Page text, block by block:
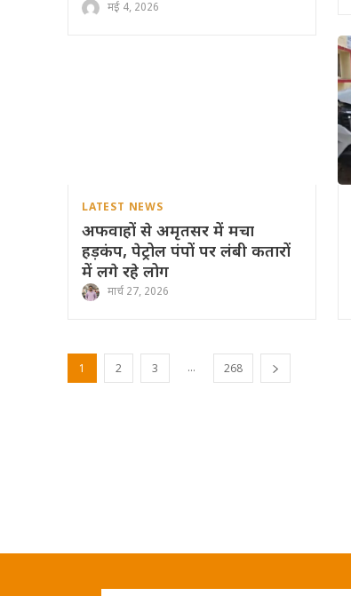
मई 4, 2026
LATEST NEWS
अफवाहों से अमृतसर में मचा
हड़कंप, पेट्रोल पंपों पर लंबी कतारों
में लगे रहे लोग
मार्च 27, 2026
1 2 3 ... 268